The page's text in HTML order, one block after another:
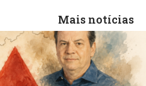
Mais notícias